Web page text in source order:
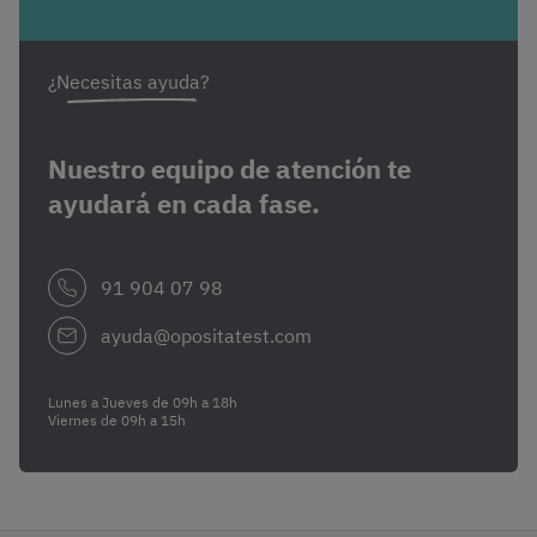
¿Necesitas ayuda?
Nuestro equipo de atención te
ayudará en cada fase.
91 904 07 98
ayuda@opositatest.com
Lunes a Jueves de 09h a 18h
Viernes de 09h a 15h